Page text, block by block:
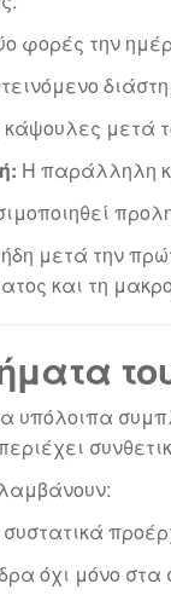
φορές την
κάψουλες μετά
Η παράλληλη
μετά την
και τη
υπόλοιπα
όχι μόνο στα